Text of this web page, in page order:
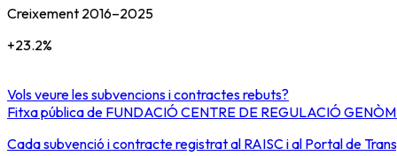
Creixement 2016–2025
+23.2%
Vols veure les subvencions i contractes rebuts?
Fitxa pública de FUNDACIÓ CENTRE DE REGULACIÓ
Cada subvenció i contracte registrat al RAISC i al Portal de